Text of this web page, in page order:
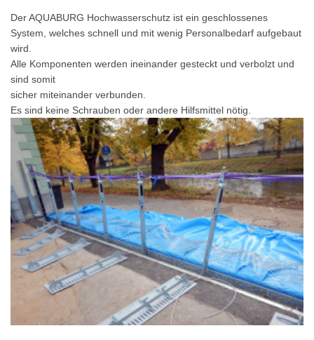
Der AQUABURG Hochwasserschutz ist ein geschlossenes
System, welches schnell und mit wenig Personalbedarf aufgebaut
wird.
Alle Komponenten werden ineinander gesteckt und verbolzt und
sind somit
sicher miteinander verbunden.
Es sind keine Schrauben oder andere Hilfsmittel nötig.